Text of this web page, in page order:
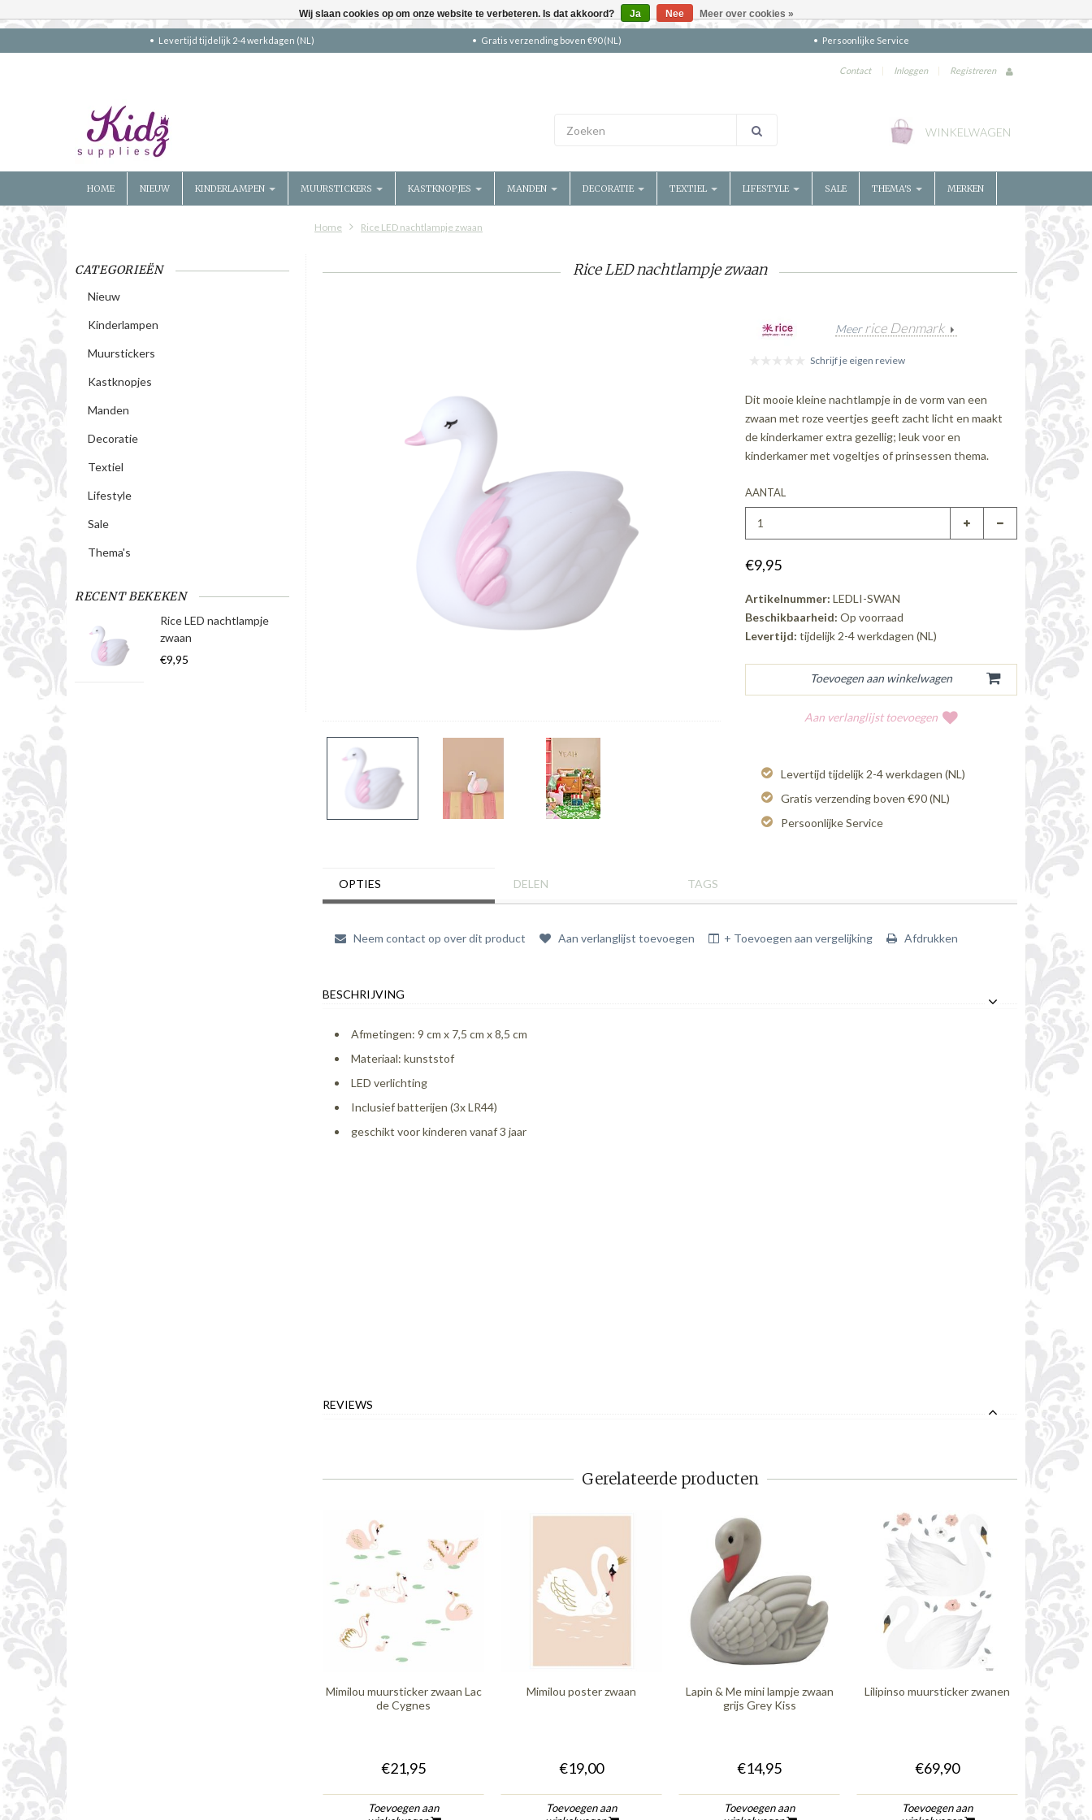
Levertijd tijdelijk 2-4 werkdagen (NL) Gratis verzending boven €90 (NL) Persoonlijke Service
Contact | Inloggen | Registreren
WINKELWAGEN
HOME NIEUW KINDERLAMPEN MUURSTICKERS KASTKNOPJES MANDEN DECORATIE TEXTIEL LIFESTYLE SALE THEMA'S MERKEN
Home Rice LED nachtlampje zwaan
CATEGORIEËN
Nieuw
Kinderlampen
Muurstickers
Kastknopjes
Manden
Decoratie
Textiel
Lifestyle
Sale
Thema's
RECENT BEKEKEN
Rice LED nachtlampje
zwaan
€9,95
Rice LED nachtlampje zwaan
Meerrice Denmark
Schrijf je eigen review
Dit mooie kleine nachtlampje in de vorm van een
zwaan met roze veertjes geeft zacht licht en maakt
de kinderkamer extra gezellig; leuk voor en
kinderkamer met vogeltjes of prinsessen thema.
AANTAL
€9,95
Artikelnummer: LEDLI-SWAN
Beschikbaarheid: Op voorraad
Levertijd: tijdelijk 2-4 werkdagen (NL)
Aan verlanglijst toevoegen
Levertijd tijdelijk 2-4 werkdagen (NL)
Gratis verzending boven €90 (NL)
Persoonlijke Service
OPTIES DELEN TAGS
Neem contact op over dit product Aan verlanglijst toevoegen + Toevoegen aan vergelijking Afdrukken
BESCHRIJVING
Afmetingen: 9 cm x 7,5 cm x 8,5 cm
Materiaal: kunststof
LED verlichting
Inclusief batterijen (3x LR44)
geschikt voor kinderen vanaf 3 jaar
REVIEWS
Gerelateerde producten
Mimilou muursticker zwaan Lac
de Cygnes
€21,95
Toevoegen aan
Mimilou poster zwaan
€19,00
Toevoegen aan
Lapin & Me mini lampje zwaan
grijs Grey Kiss
€14,95
Toevoegen aan
Lilipinso muursticker zwanen
€69,90
Toevoegen aan
Wij slaan cookies op om onze website te verbeteren. Is dat akkoord? Ja Nee Meer over cookies »